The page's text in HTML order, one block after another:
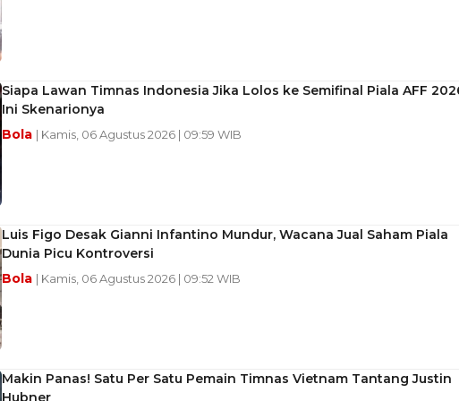
Siapa Lawan Timnas Indonesia Jika Lolos ke Semifinal Piala AFF
Ini Skenarionya
Bola | Kamis, 06 Agustus 2026 | 09:59 WIB
Luis Figo Desak Gianni Infantino Mundur, Wacana Jual Saham Piala
Dunia Picu Kontroversi
Bola | Kamis, 06 Agustus 2026 | 09:52 WIB
Makin Panas! Satu Per Satu Pemain Timnas Vietnam Tantang Justin
Hubner